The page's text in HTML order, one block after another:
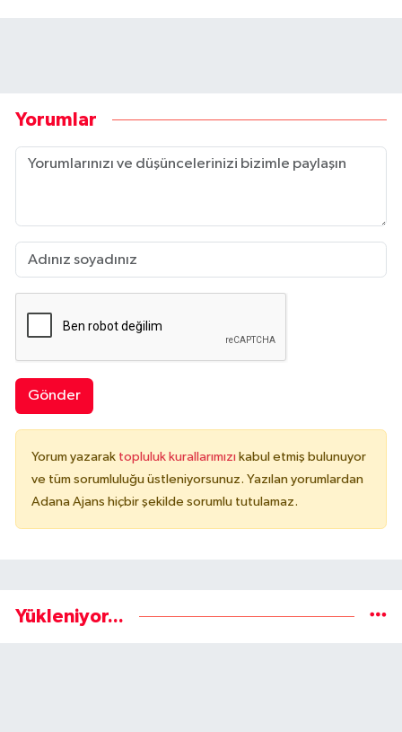
Yorumlar
Gönder
Yorum yazarak topluluk kurallarımızı kabul etmiş bulunuyor
ve tüm sorumluluğu üstleniyorsunuz. Yazılan yorumlardan
Adana Ajans hiçbir şekilde sorumlu tutulamaz.
Yükleniyor...